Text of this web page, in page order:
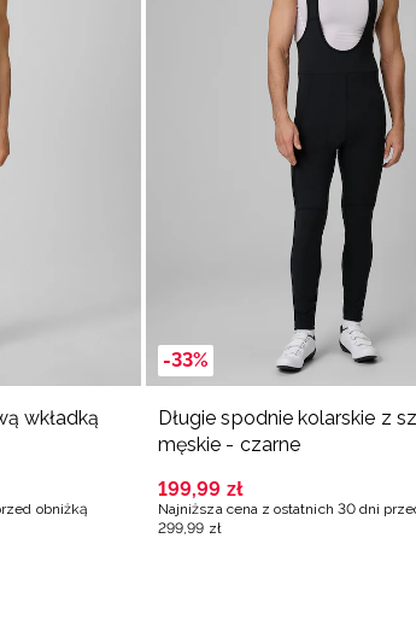
wkładką
obniżką
-33%
Długie spodnie kolarskie z
męskie - czarne
199,99 zł
Najniższa cena z ostatnich 30 dni
299 ,99 zł